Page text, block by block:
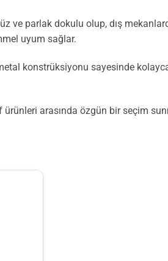
ve parlak dokulu olup, dış
uyum sağlar.
konstrüksiyonu sayesinde
arasında özgün bir seçim